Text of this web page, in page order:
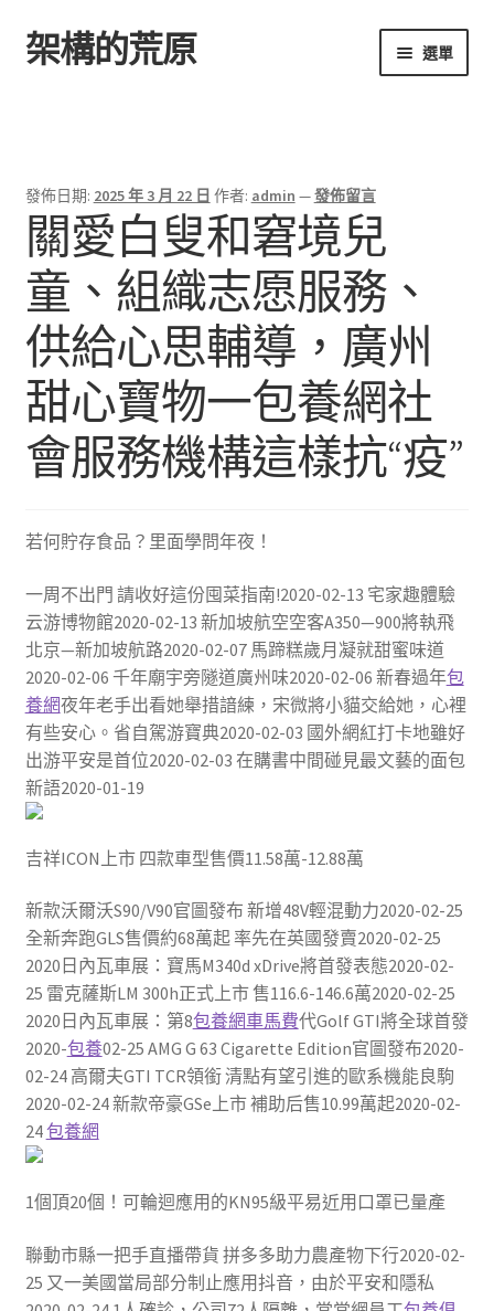
跳
至
跳
至
架構的荒原 選單
發佈日期: 2025 年 3 月 22 日 作者: admin —發佈留言
關愛白叟和窘境兒
童、組織志愿服務、
供給心思輔導，廣州
甜心寶物一包養網社
會服務機構這樣抗“疫”
若何貯存食品？里面學問年夜！
一周不出門 請收好這份囤菜指南!2020-02-13 宅家趣體驗
云游博物館2020-02-13 新加坡航空空客A350—900將執飛
北京—新加坡航路2020-02-07 馬蹄糕歲月凝就甜蜜味道
2020-02-06 千年廟宇旁隧道廣州味2020-02-06 新春過年包
養網夜年老手出看她舉措諳練，宋微將小貓交給她，心裡
有些安心。省自駕游寶典2020-02-03 國外網紅打卡地雖好
出游平安是首位2020-02-03 在購書中間碰見最文藝的面包
新語2020-01-19
吉祥ICON上市 四款車型售價11.58萬-12.88萬
新款沃爾沃S90/V90官圖發布 新增48V輕混動力2020-02-25
全新奔跑GLS售價約68萬起 率先在英國發賣2020-02-25
2020日內瓦車展：寶馬M340d xDrive將首發表態2020-02-
25 雷克薩斯LM 300h正式上市 售116.6-146.6萬2020-02-25
2020日內瓦車展：第8包養網車馬費代Golf GTI將全球首發
2020-包養02-25 AMG G 63 Cigarette Edition官圖發布2020-
02-24 高爾夫GTI TCR領銜 清點有望引進的歐系機能良駒
2020-02-24 新款帝豪GSe上市 補助后售10.99萬起2020-02-
24包養網
1個頂20個！可輪迴應用的KN95級平易近用口罩已量產
聯動市縣一把手直播帶貨 拼多多助力農產物下行2020-02-
25 又一美國當局部分制止應用抖音，由於平安和隱私